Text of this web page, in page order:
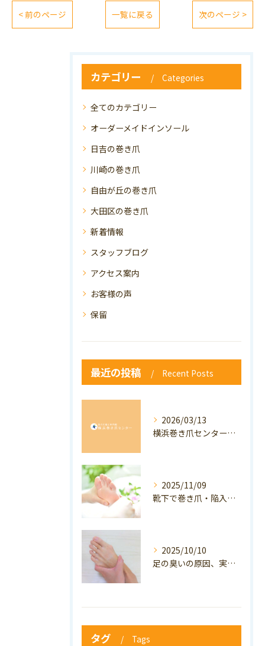
< 前のページ 一覧に戻る 次のページ >
カテゴリー Categories
全てのカテゴリー
オーダーメイドインソール
日吉の巻き爪
川崎の巻き爪
自由が丘の巻き爪
大田区の巻き爪
新着情報
スタッフブログ
アクセス案内
お客様の声
保留
最近の投稿 Recent Posts
2026/03/13
横浜巻き爪センター：専門家が答える「巻き爪・陥入爪」Q&A
2025/11/09
靴下で巻き爪・陥入爪の予防はできる？おすすめの靴下を紹介！
2025/10/10
足の臭いの原因、実は巻き爪かも？ニオイ対策と予防のポイントも解説！
タグ Tags